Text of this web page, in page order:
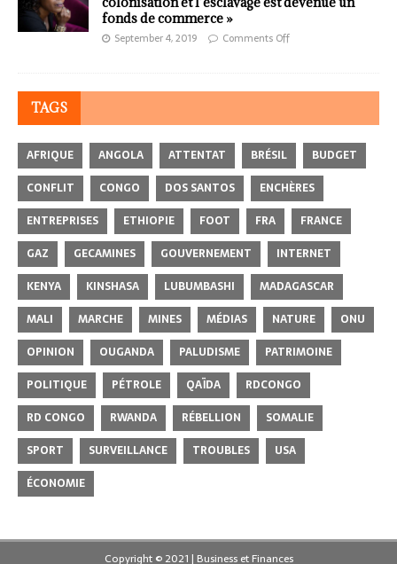
fonds de commerce »
September 4, 2019 Comments Off
TAGS
AFRIQUE ANGOLA ATTENTAT BRÉSIL
BUDGET
CONFLIT
CONGO DOS SANTOS
ENCHÈRES
ENTREPRISES
ETHIOPIE FOOT FRA
FRANCE
GAZ
GECAMINES GOUVERNEMENT
INTERNET
KENYA
KINSHASA LUBUMBASHI
MADAGASCAR
MALI
MARCHE MINES MÉDIAS NATURE
ONU
OPINION
OUGANDA PALUDISME
PATRIMOINE
POLITIQUE
PÉTROLE QAÏDA
RDCONGO
RD CONGO
RWANDA RÉBELLION
SOMALIE
SPORT
SURVEILLANCE TROUBLES
USA
ÉCONOMIE
Copyright © 2021 | Business et Finances